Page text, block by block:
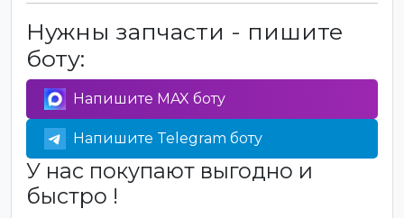
Нужны запчасти - пишите
боту:
Напишите MAX боту
Напишите Telegram боту
У нас покупают выгодно и
быстро !